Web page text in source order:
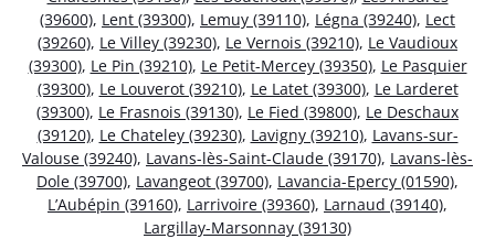
(39600), Lent (39300), Lemuy (39110), Légna (39240), Lect
(39260), Le Villey (39230), Le Vernois (39210), Le Vaudioux
(39300), Le Pin (39210), Le Petit-Mercey (39350), Le Pasquier
(39300), Le Louverot (39210), Le Latet (39300), Le Larderet
(39300), Le Frasnois (39130), Le Fied (39800), Le Deschaux
(39120), Le Chateley (39230), Lavigny (39210), Lavans-sur-
Valouse (39240), Lavans-lès-Saint-Claude (39170), Lavans-lès-
Dole (39700), Lavangeot (39700), Lavancia-Epercy (01590),
L’Aubépin (39160), Larrivoire (39360), Larnaud (39140),
Largillay-Marsonnay (39130)